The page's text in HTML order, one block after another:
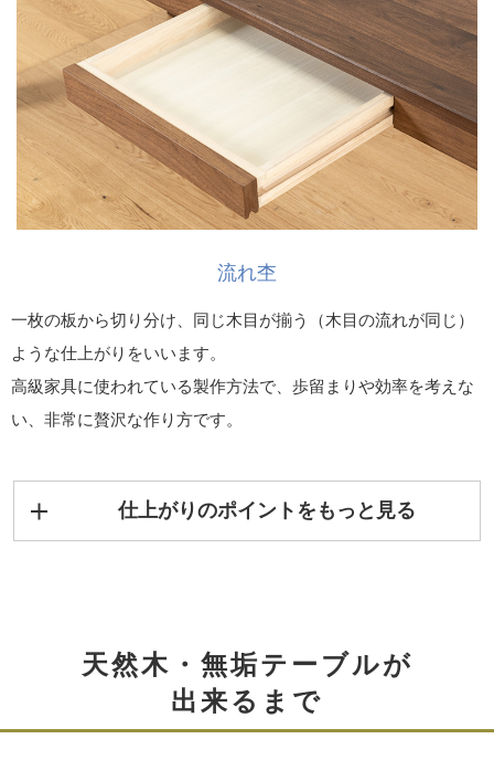
ダイニングテーブルとチェアもしくはベンチを4人
掛け以上の同時購入でセット割引になります。
下記のサンプル例の条件を満たす場合、セット割引
の対象となります。
※セット割引の対象はダイニングテーブル・ベンチ・チェ
アのセットと限らせていただきます。
後に金額訂正を致します。
対象商品はこちら
流れ杢
一枚の板から切り分け、同じ木目が揃う（木目の流れが同じ）
ような仕上がりをいいます。
高級家具に使われている製作方法で、歩留まりや効率を考えな
い、非常に贅沢な作り方です。
仕上がりのポイントをもっと見る
天然木・無垢テーブルが
出来るまで